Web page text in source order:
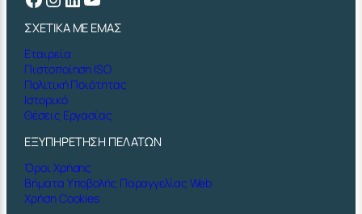
ΣΧΕΤΙΚΑ ΜΕ ΕΜΑΣ
Εταιρεία
Πιστοποίηση ISO
Πολιτική Ποιότητας
Ιστορικό
Θέσεις Εργασίας
ΕΞΥΠΗΡΕΤΗΣΗ ΠΕΛΑΤΩΝ
Όροι Χρήσης
Βήματα Υποβολής Παραγγελίας Web
Χρήση Cookies